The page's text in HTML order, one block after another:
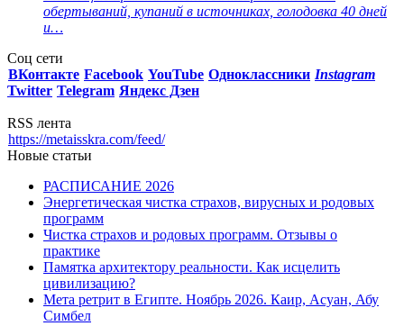
обертываний, купаний в источниках, голодовка 40 дней
и…
Соц сети
ВКонтакте Facebook YouTube Одноклассники Instagram
Twitter Telegram Яндекс Дзен
RSS лента
https://metaisskra.com/feed/
Новые статьи
РАСПИСАНИЕ 2026
Энергетическая чистка страхов, вирусных и родовых
программ
Чистка страхов и родовых программ. Отзывы о
практике
Памятка архитектору реальности. Как исцелить
цивилизацию?
Мета ретрит в Египте. Ноябрь 2026. Каир, Асуан, Абу
Симбел